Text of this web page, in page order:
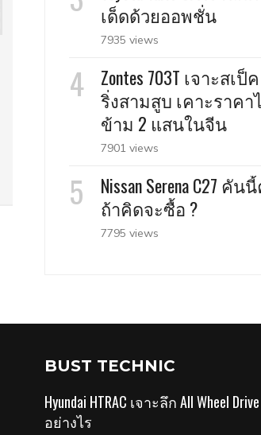
เด็ดด้วยออพชั่น
7935 views
Zontes 703T เจาะสเป็
ริ่งสามสูบ เคาะราคา
ข้าม 2 แสนในจีน
7901 views
Nissan Serena C27 คั
ถ้าคิดจะซื้อ ?
7795 views
BUST TECHNIC
Hyundai HTRAC เจาะลึก All Wheel
อย่างไร